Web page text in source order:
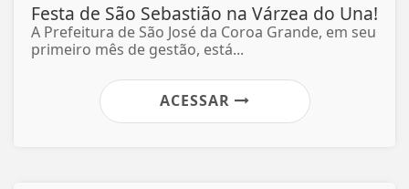
Festa de São Sebastião na Várzea do Una!
A Prefeitura de São José da Coroa Grande, em seu
primeiro mês de gestão, está...
ACESSAR